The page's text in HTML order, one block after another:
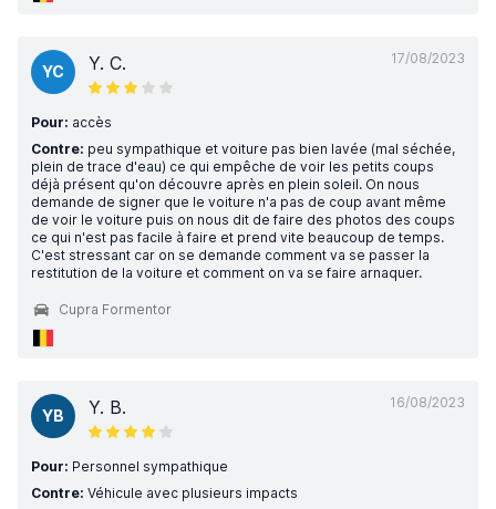
17/08/2023
YC Y. C.
Pour: accès
Contre: peu sympathique et voiture pas bien lavée (mal séchée,
plein de trace d'eau) ce qui empêche de voir les petits coups
déjà présent qu'on découvre après en plein soleil. On nous
demande de signer que le voiture n'a pas de coup avant même
de voir le voiture puis on nous dit de faire des photos des coups
ce qui n'est pas facile à faire et prend vite beaucoup de temps.
C'est stressant car on se demande comment va se passer la
restitution de la voiture et comment on va se faire arnaquer.
Cupra Formentor
16/08/2023
YB Y. B.
Pour: Personnel sympathique
Contre: Véhicule avec plusieurs impacts